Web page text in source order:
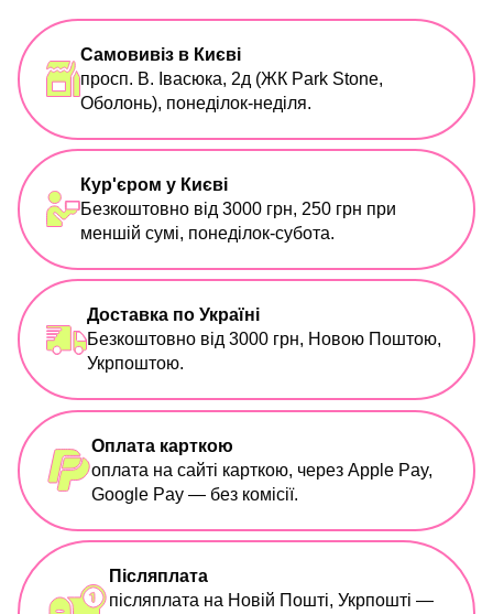
Самовивіз в Києві
просп. В. Івасюка, 2д (ЖК Park Stone,
Оболонь), понеділок-неділя.
Кур'єром у Києві
Безкоштовно від 3000 грн, 250 грн при
меншій сумі, понеділок-субота.
Доставка по Україні
Безкоштовно від 3000 грн, Новою Поштою,
Укрпоштою.
Оплата карткою
оплата на сайті карткою, через Apple Pay,
Google Pay — без комісії.
Післяплата
післяплата на Новій Пошті, Укрпошті —